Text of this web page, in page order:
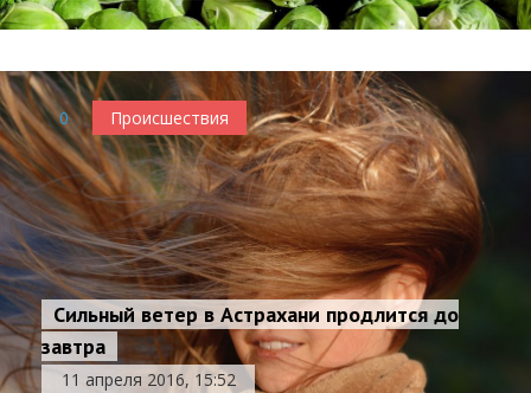
0 Происшествия
Сильный ветер в Астрахани продлится до
завтра
11 апреля 2016, 15:52